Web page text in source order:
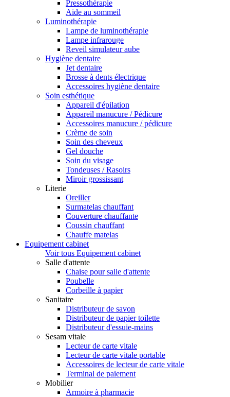
Pressothérapie
Aide au sommeil
Luminothérapie
Lampe de luminothérapie
Lampe infrarouge
Reveil simulateur aube
Hygiène dentaire
Jet dentaire
Brosse à dents électrique
Accessoires hygiène dentaire
Soin esthétique
Appareil d'épilation
Appareil manucure / Pédicure
Accessoires manucure / pédicure
Crème de soin
Soin des cheveux
Gel douche
Soin du visage
Tondeuses / Rasoirs
Miroir grossissant
Literie
Oreiller
Surmatelas chauffant
Couverture chauffante
Coussin chauffant
Chauffe matelas
Equipement cabinet
Voir tous Equipement cabinet
Salle d'attente
Chaise pour salle d'attente
Poubelle
Corbeille à papier
Sanitaire
Distributeur de savon
Distributeur de papier toilette
Distributeur d'essuie-mains
Sesam vitale
Lecteur de carte vitale
Lecteur de carte vitale portable
Accessoires de lecteur de carte vitale
Terminal de paiement
Mobilier
Armoire à pharmacie